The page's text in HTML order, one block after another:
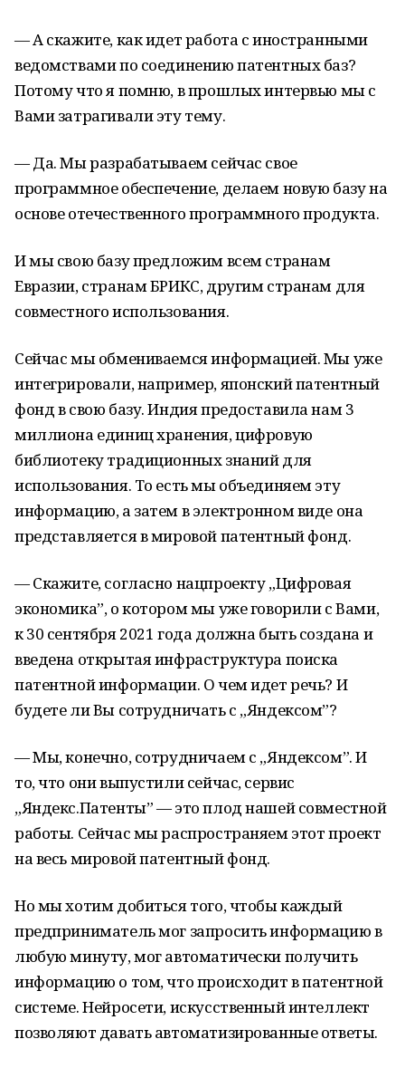
— А скажите, как идет работа с иностранными
ведомствами по соединению патентных баз?
Потому что я помню, в прошлых интервью мы с
Вами затрагивали эту тему.
— Да. Мы разрабатываем сейчас свое
программное обеспечение, делаем новую базу на
основе отечественного программного продукта.
И мы свою базу предложим всем странам
Евразии, странам БРИКС, другим странам для
совместного использования.
Сейчас мы обмениваемся информацией. Мы уже
интегрировали, например, японский патентный
фонд в свою базу. Индия предоставила нам 3
миллиона единиц хранения, цифровую
библиотеку традиционных знаний для
использования. То есть мы объединяем эту
информацию, а затем в электронном виде она
представляется в мировой патентный фонд.
— Скажите, согласно нацпроекту „Цифровая
экономика”, о котором мы уже говорили с Вами,
к 30 сентября 2021 года должна быть создана и
введена открытая инфраструктура поиска
патентной информации. О чем идет речь? И
будете ли Вы сотрудничать с „Яндексом”?
— Мы, конечно, сотрудничаем с „Яндексом”. И
то, что они выпустили сейчас, сервис
„Яндекс.Патенты” — это плод нашей совместной
работы. Сейчас мы распространяем этот проект
на весь мировой патентный фонд.
Но мы хотим добиться того, чтобы каждый
предприниматель мог запросить информацию в
любую минуту, мог автоматически получить
информацию о том, что происходит в патентной
системе. Нейросети, искусственный интеллект
позволяют давать автоматизированные ответы.